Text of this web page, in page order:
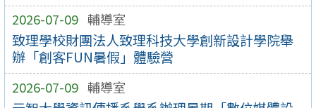
2026-07-09 輔導室
致理學校財團法人致理科技大學創新設計學院舉
辦「創客FUN暑假」體驗營
2026-07-09 輔導室